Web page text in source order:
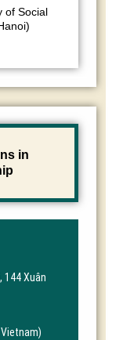
of Social
in
144 Xuân